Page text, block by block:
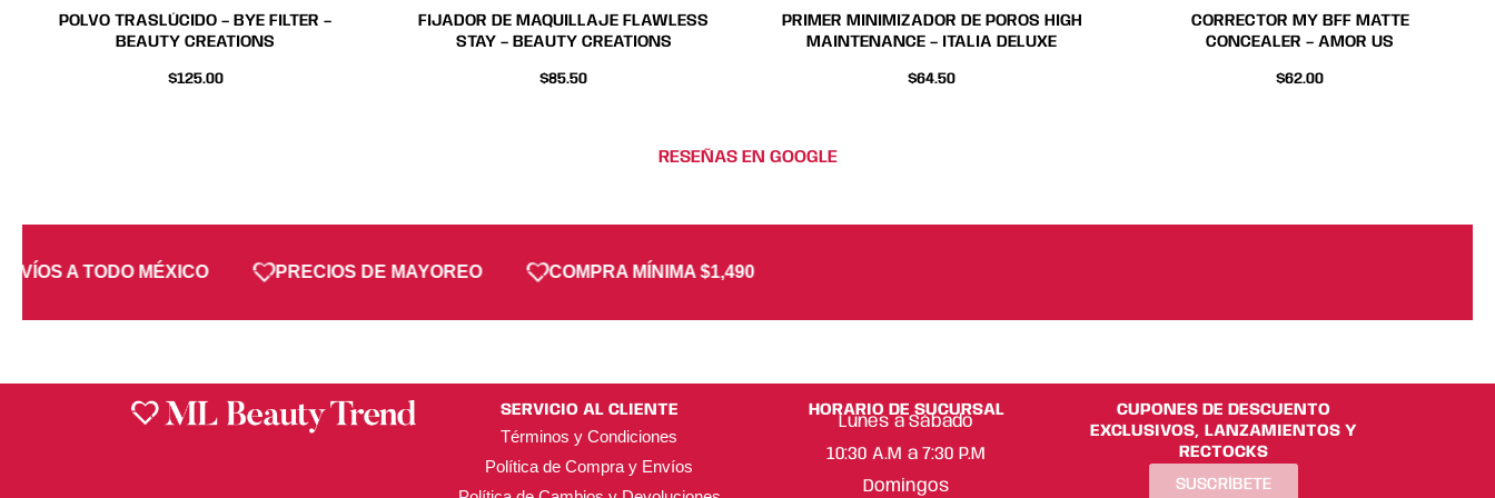
producto
POLVO TRASLÚCIDO – BYE FILTER –
BEAUTY CREATIONS
$125.00
producto
FIJADOR DE MAQUILLAJE FLAWLESS
STAY – BEAUTY CREATIONS
$85.50
PRIMER MINIMIZADOR DE POROS HIGH
MAINTENANCE – ITALIA DELUXE
$64.50
producto
CORRECTOR MY BFF MATTE
CONCEALER – AMOR US
$62.00
producto
RESEÑAS EN GOOGLE
A TODO MÉXICO PRECIOS DE MAYOREO COMPRA MÍNIMA $1,490
SERVICIO AL CLIENTE
Términos y Condiciones
Política de Compra y Envíos
HORARIO DE SUCURSAL
Lunes a Sábado
10:30 A.M a 7:30 P.M
Domingos
CUPONES DE DESCUENTO
EXCLUSIVOS, LANZAMIENTOS Y
RECTOCKS
SUSCRÍBETE